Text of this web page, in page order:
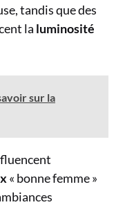
tandis que des
la luminosité
sur la
« bonne femme »